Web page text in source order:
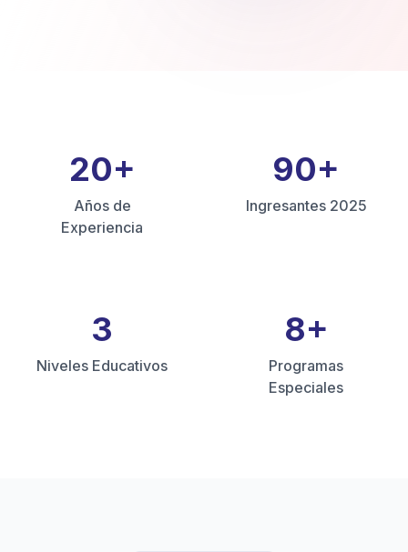
20+
Años de
Experiencia
90+
Ingresantes 2025
3
Niveles Educativos
8+
Programas
Especiales